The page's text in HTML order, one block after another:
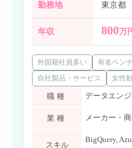
勤務地 東京都
年収 800万
外国籍社員多い 有名ベン
自社製品・サービス
女性
職種 データエン
業種 メーカー・
スキル
BigQuery,